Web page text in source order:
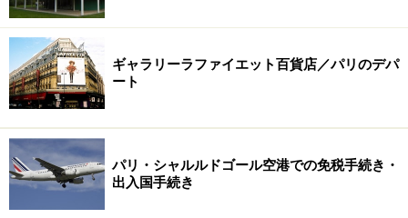
＜目次＞
セキュリティ・治安問題
どこに泊まる？一人旅向けの宿泊施設
ギャラリーラファイエット百貨店／パリのデパ
ート
パリ・シャルルドゴール空港での免税手続き・
出入国手続き